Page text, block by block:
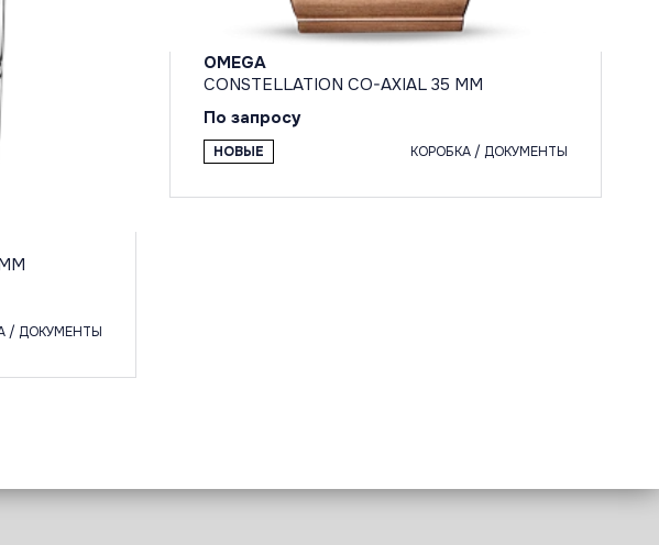
/ ДОКУМЕНТЫ
OMEGA
CONSTELLATION CO-AXIAL 35 MM
По запросу
НОВЫЕ КОРОБКА / ДОКУМЕНТЫ